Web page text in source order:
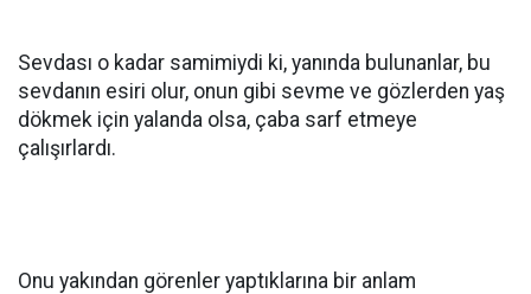
Sevdası o kadar samimiydi ki, yanında bulunanlar, bu
sevdanın esiri olur, onun gibi sevme ve gözlerden yaş
dökmek için yalanda olsa, çaba sarf etmeye
çalışırlardı.
Onu yakından görenler yaptıklarına bir anlam